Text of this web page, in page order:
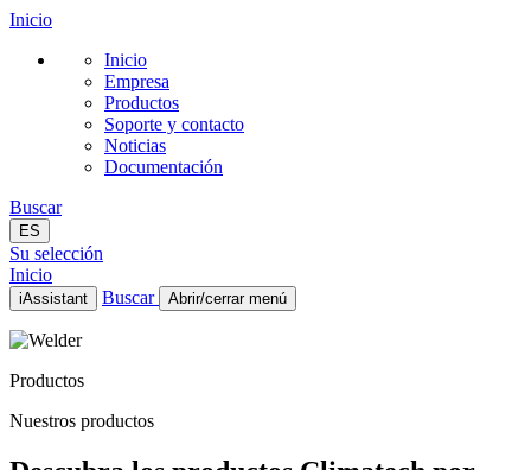
Inicio
Inicio
Empresa
Productos
Soporte y contacto
Noticias
Documentación
Buscar
ES
Su selección
Inicio
iAssistant Buscar Abrir/cerrar menú
Inicio
Productos
Noticias
Productos
Nuestros productos